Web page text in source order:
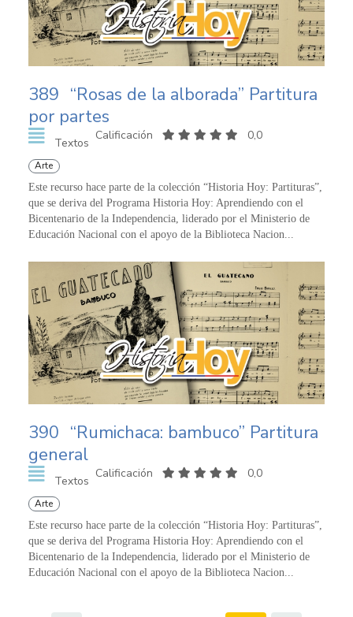
389 “Rosas de la alborada” Partitura
por partes
Textos
Calificación 0,0
Arte
Este recurso hace parte de la colección “Historia Hoy: Partituras”,
que se deriva del Programa Historia Hoy: Aprendiendo con el
Bicentenario de la Independencia, liderado por el Ministerio de
Educación Nacional con el apoyo de la Biblioteca Nacion...
390 “Rumichaca: bambuco” Partitura
general
Textos
Calificación 0,0
Arte
Este recurso hace parte de la colección “Historia Hoy: Partituras”,
que se deriva del Programa Historia Hoy: Aprendiendo con el
Bicentenario de la Independencia, liderado por el Ministerio de
Educación Nacional con el apoyo de la Biblioteca Nacion...